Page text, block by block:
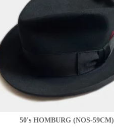
50's HOMBURG (NOS-59CM)